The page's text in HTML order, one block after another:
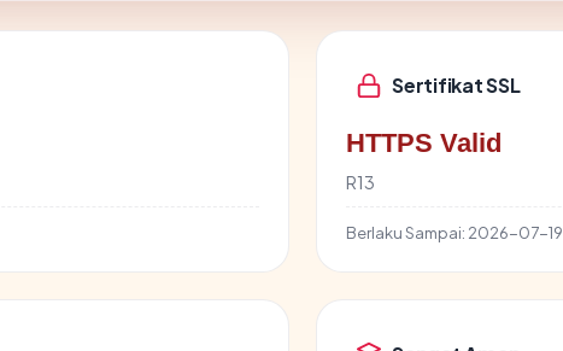
Sertifikat SSL
HTTPS Valid
R13
Berlaku Sampai: 2026-07-19